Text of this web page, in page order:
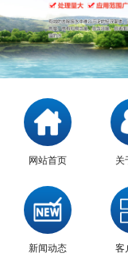
网站首页 关
新闻动态 客